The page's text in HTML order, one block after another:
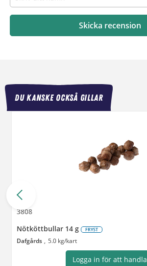
Skicka recension
DU KANSKE OCKSÅ GILLAR
3808
Nötköttbullar 14 g
FRYST
Dafgårds 5.0 kg/kart
Logga in för att handla